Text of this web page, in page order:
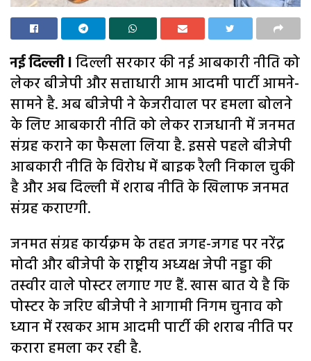
नई दिल्ली lदिल्ली सरकार की नई आबकारी नीति को
लेकर बीजेपी और सत्ताधारी आम आदमी पार्टी आमने-
सामने है. अब बीजेपी ने केजरीवाल पर हमला बोलने
के लिए आबकारी नीति को लेकर राजधानी में जनमत
संग्रह कराने का फैसला लिया है. इससे पहले बीजेपी
आबकारी नीति के विरोध में बाइक रैली निकाल चुकी
है और अब दिल्ली में शराब नीति के खिलाफ जनमत
संग्रह कराएगी.
जनमत संग्रह कार्यक्रम के तहत जगह-जगह पर नरेंद्र
मोदी और बीजेपी के राष्ट्रीय अध्यक्ष जेपी नड्डा की
तस्वीर वाले पोस्टर लगाए गए हैं. खास बात ये है कि
पोस्टर के जरिए बीजेपी ने आगामी निगम चुनाव को
ध्यान में रखकर आम आदमी पार्टी की शराब नीति पर
करारा हमला कर रही है.